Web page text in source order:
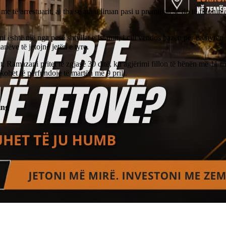
të arrestuarit, ai tha se ata u liruan pasi u premtuan se do të fillonin
është një nga pesë shtyllat e Islamit, i cili vendos bazën për mënyrën
të jetojnë jetën e tyre.
Ramazani pritet të zgjasë 30 ditë, ku agjërimi fillon të hënën më 11
të përfundojë të martën më 9 prill.